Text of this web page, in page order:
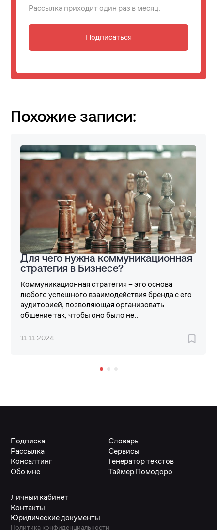
Рассылка приходит один раз в месяц.
Подписаться
Похожие записи:
Для чего нужна коммуникационная
стратегия в Бизнесе?
Коммуникационная стратегия – это основа
любого успешного взаимодействия бренда с его
аудиторией, позволяющая организовать
общение так, чтобы оно было не...
11.11.2024
Подписка
Рассылка
Консалтинг
Обо мне
Словарь
Сервисы
Генератор текстов
Таймер Помодоро
Личный кабинет
Контакты
Юридические документы
Политика конфиденциальности